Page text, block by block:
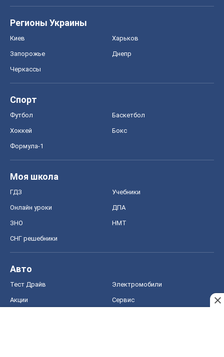
Регионы Украины
Киев Харьков
Запорожье Днепр
Черкассы
Спорт
Футбол Баскетбол
Хоккей Бокс
Формула-1
Моя школа
ГДЗ Учебники
Онлайн уроки ДПА
ЗНО НМТ
СНГ решебники
Авто
Тест Драйв Электромобили
Акции Сервис